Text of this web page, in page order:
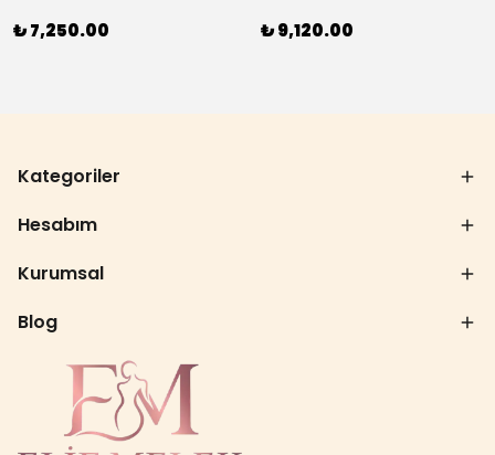
₺ 7,250.00 ₺ 9,120.00
Kategoriler
Hesabım
Kurumsal
Blog